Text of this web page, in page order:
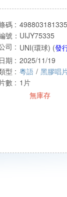
碼 :
號： UIJY75335
司 : UNI(環球) (發
期 : 2025/11/19
型 : 粵語 / 黑膠唱
數 : 1片
無庫存